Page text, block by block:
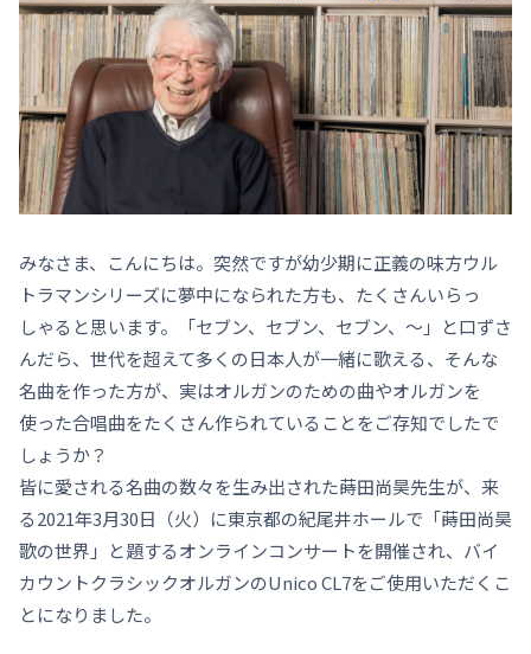
みなさま、こんにちは。突然ですが幼少期に正義の味方ウル
トラマンシリーズに夢中になられた方も、たくさんいらっ
しゃると思います。「セブン、セブン、セブン、～」と口ずさ
んだら、世代を超えて多くの日本人が一緒に歌える、そんな
名曲を作った方が、実はオルガンのための曲やオルガンを
使った合唱曲をたくさん作られていることをご存知でしたで
しょうか？
皆に愛される名曲の数々を生み出された蒔田尚昊先生が、来
る2021年3月30日（火）に東京都の紀尾井ホールで「蒔田尚昊
歌の世界」と題するオンラインコンサートを開催され、バイ
カウントクラシックオルガンのUnico CL7をご使用いただくこ
とになりました。